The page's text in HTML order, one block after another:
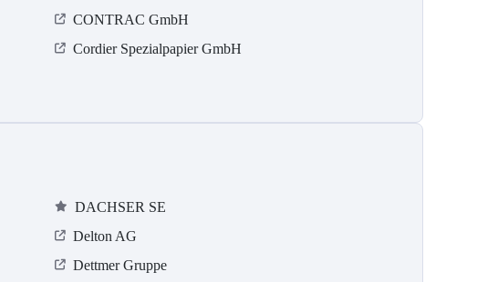
CONTRAC GmbH
Cordier Spezialpapier GmbH
DACHSER SE
Delton AG
Dettmer Gruppe